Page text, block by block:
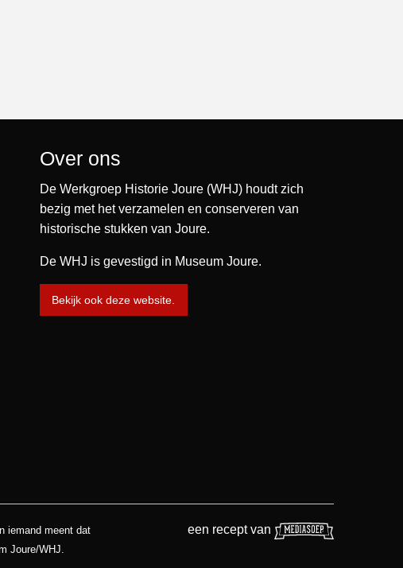
Over ons
De Werkgroep Historie Joure (WHJ) houdt zich
bezig met het verzamelen en conserveren van
historische stukken van Joure.
De WHJ is gevestigd in Museum Joure.
Bekijk ook deze website.
iemand meent dat
Joure/WHJ.
een recept van